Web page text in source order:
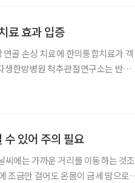
료 효과 입증
골 손상 치료에 한의통합치료가 객
생한방병원 척추관절연구소는 반월
있어 주의 필요
씨에는 가까운 거리를 이동하는 것조
조금만 걸어도 온몸이 금세 땀으로